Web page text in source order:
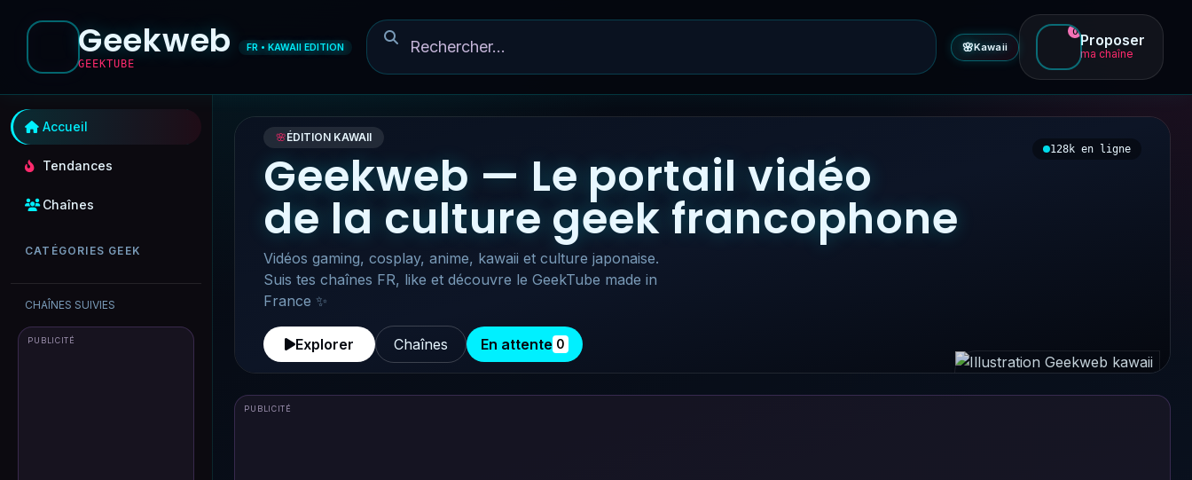
Geekweb
GEEKTUBE
FR • KAWAII EDITION 🌸Kawaii
0 Proposer
ma chaîne
Accueil
Tendances
Chaînes
CATÉGORIES GEEK
CHAÎNES SUIVIES
PUBLICITÉ
🌸ÉDITION KAWAII
Geekweb — Le portail vidéo
de la culture geek francophone
Vidéos gaming, cosplay, anime, kawaii et culture japonaise.
Suis tes chaînes FR, like et découvre le GeekTube made in
France ✨
Explorer Chaînes En attente 0
128k en ligne
PUBLICITÉ